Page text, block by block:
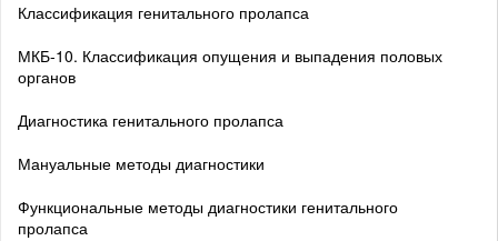
Классификация генитального пролапса
МКБ-10. Классификация опущения и выпадения половых
органов
Диагностика генитального пролапса
Мануальные методы диагностики
Функциональные методы диагностики генитального
пролапса